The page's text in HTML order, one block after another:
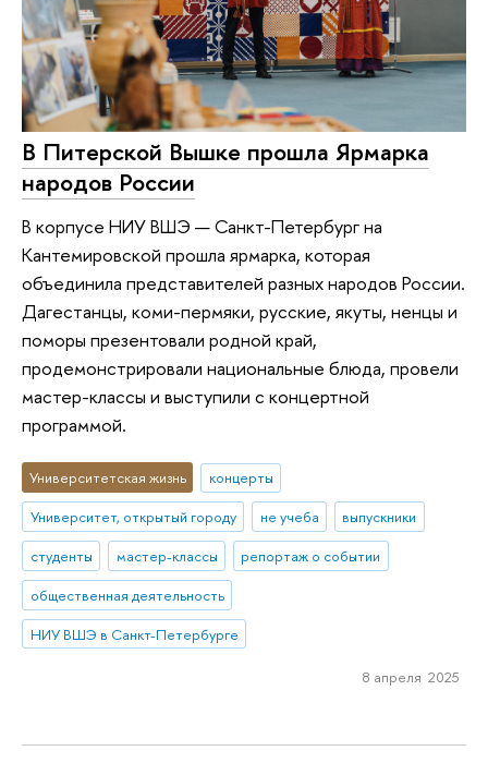
В Питерской Вышке прошла Ярмарка
народов России
В корпусе НИУ ВШЭ — Санкт-Петербург на
Кантемировской прошла ярмарка, которая
объединила представителей разных народов России.
Дагестанцы, коми-пермяки, русские, якуты, ненцы и
поморы презентовали родной край,
продемонстрировали национальные блюда, провели
мастер-классы и выступили с концертной
программой.
Университетская жизнь
концерты
Университет, открытый городу
не учеба
выпускники
студенты
мастер-классы
репортаж о событии
общественная деятельность
НИУ ВШЭ в Санкт-Петербурге
8 апреля 2025